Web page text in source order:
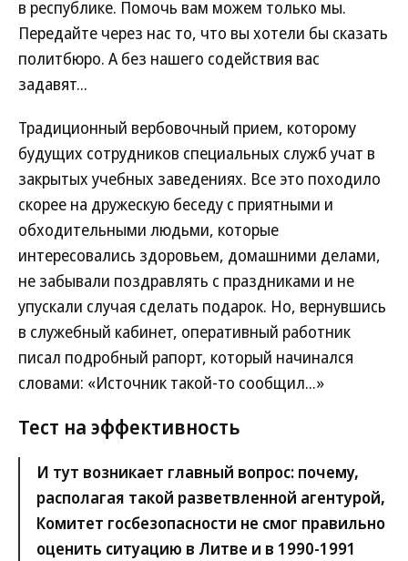
в республике. Помочь вам можем только мы.
Передайте через нас то, что вы хотели бы сказать
политбюро. А без нашего содействия вас
задавят...
Традиционный вербовочный прием, которому
будущих сотрудников специальных служб учат в
закрытых учебных заведениях. Все это походило
скорее на дружескую беседу с приятными и
обходительными людьми, которые
интересовались здоровьем, домашними делами,
не забывали поздравлять с праздниками и не
упускали случая сделать подарок. Но, вернувшись
в служебный кабинет, оперативный работник
писал подробный рапорт, который начинался
словами: «Источник такой-то сообщил...»
Тест на эффективность
И тут возникает главный вопрос: почему,
располагая такой разветвленной агентурой,
Комитет госбезопасности не смог правильно
оценить ситуацию в Литве и в 1990-1991